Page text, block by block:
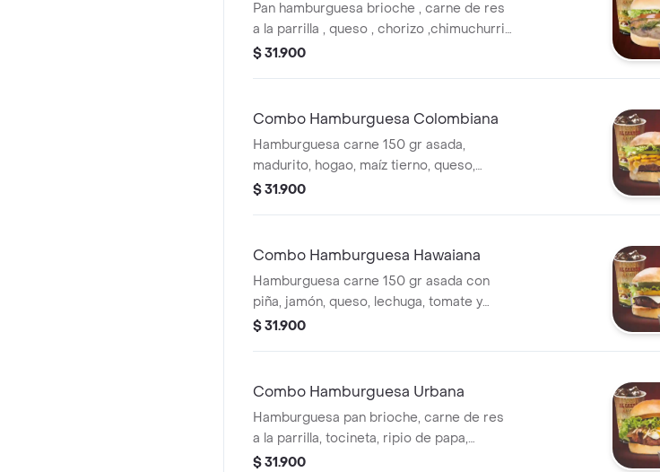
Pan hamburguesa brioche , carne de res
a la parrilla , queso , chorizo ,chimuchurri
,tomate ,lechuga , papas a la frnacessa y
$ 31.900
Combo Hamburguesa Colombiana
Hamburguesa carne 150 gr asada,
madurito, hogao, maíz tierno, queso,
lechuga, tomate, papas francesas y
$ 31.900
Combo Hamburguesa Hawaiana
Hamburguesa carne 150 gr asada con
piña, jamón, queso, lechuga, tomate y
papas a la francesa con gaseosa a
$ 31.900
Combo Hamburguesa Urbana
Hamburguesa pan brioche, carne de res
a la parrilla, tocineta, ripio de papa,
tocineta, queso, salsa piña, tomate,
$ 31.900